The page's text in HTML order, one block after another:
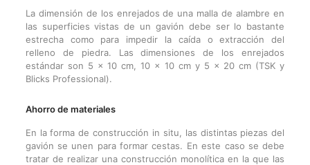
La dimensión de los enrejados de una malla de alambre en
las superficies vistas de un gavión debe ser lo bastante
estrecha como para impedir la caída o extracción del
relleno de piedra. Las dimensiones de los enrejados
estándar son 5 x 10 cm, 10 x 10 cm y 5 x 20 cm (TSK y
Blicks Professional).
Ahorro de materiales
En la forma de construcción in situ, las distintas piezas del
gavión se unen para formar cestas. En este caso se debe
tratar de realizar una construcción monolítica en la que las